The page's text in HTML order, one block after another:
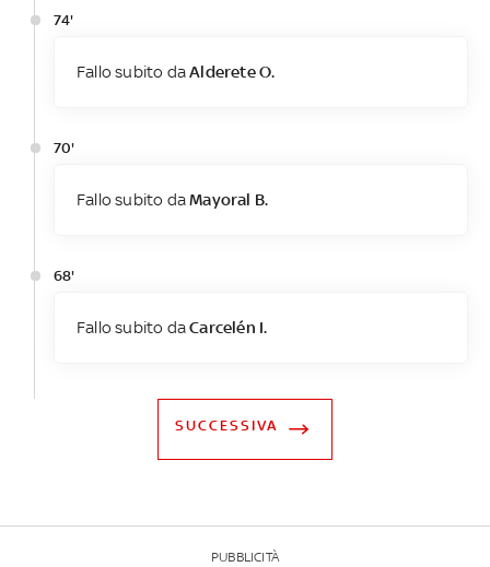
74'
Fallo subito daAlderete O.
70'
Fallo subito daMayoral B.
68'
Fallo subito daCarcelén I.
SUCCESSIVA
PUBBLICITÀ